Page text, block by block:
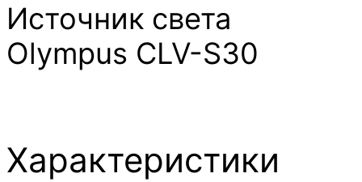
Источник света
Olympus CLV-S30
Характеристики